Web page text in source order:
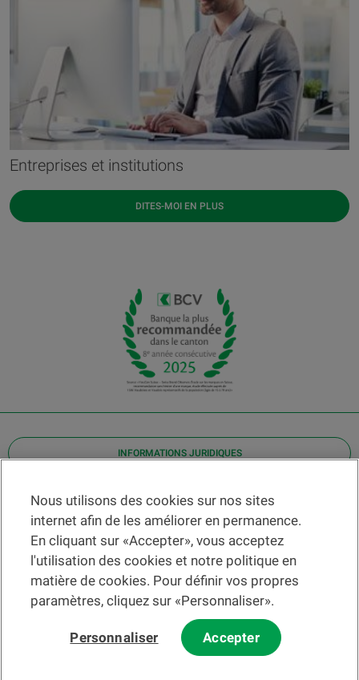
Entreprises et institutions
DITES-MOI EN PLUS
INFORMATIONS JURIDIQUES
Contact
Localiser une agence
Aide
Actualités
Taux de change
Nous utilisons des cookies sur nos sites
internet afin de les améliorer en permanence.
En cliquant sur «Accepter», vous acceptez
l'utilisation des cookies et notre politique en
matière de cookies. Pour définir vos propres
paramètres, cliquez sur «Personnaliser».
Personnaliser Accepter